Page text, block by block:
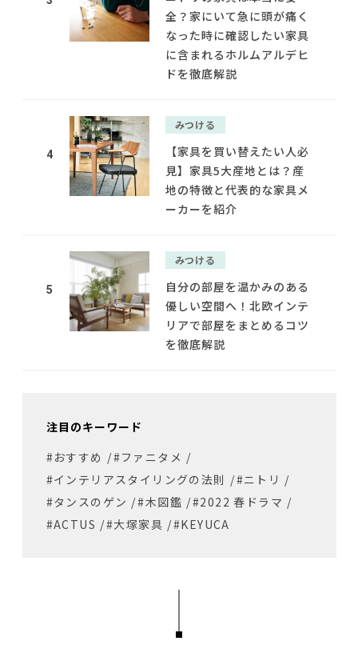
全？家にいて急に頭が痛く
なった時に確認したい家具
に含まれるホルムアルデヒ
ドを徹底解説
4
みつける
【家具を買い替えたい人必
見】家具5大産地とは？産
地の特徴と代表的な家具メ
ーカーを紹介
5
みつける
自分の部屋を温かみのある
優しい空間へ！北欧インテ
リアで部屋をまとめるコツ
を徹底解説
注目のキーワード
#おすすめ /#ファニタメ /
#インテリアスタイリングの法則 /#ニトリ /
#タンスのゲン /#木図鑑 /#2022 春ドラマ /
#ACTUS /#大塚家具 /#KEYUCA